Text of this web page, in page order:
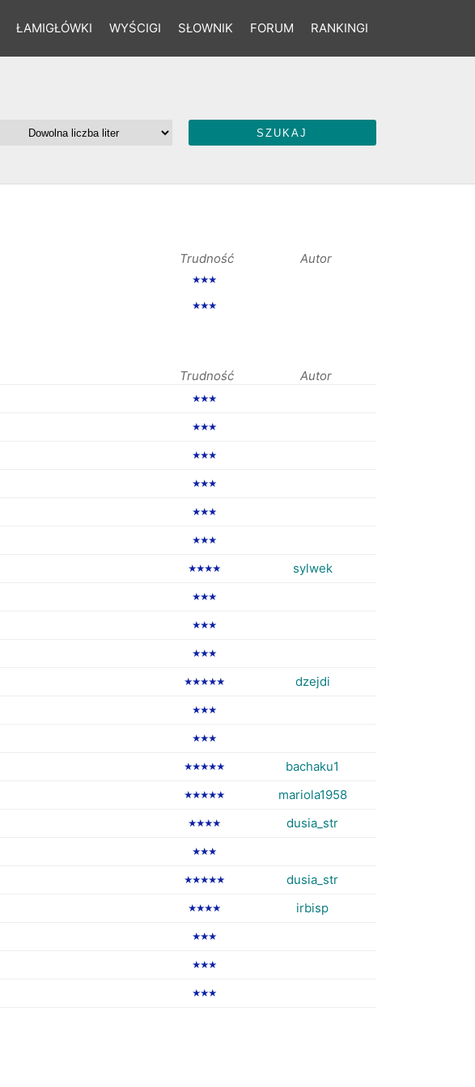
ŁAMIGŁÓWKI WYŚCIGI SŁOWNIK FORUM RANKINGI
Trudność Autor
★★★
★★★
Trudność Autor
★★★
★★★
★★★
★★★
★★★
★★★
★★★★ sylwek
★★★
★★★
★★★
★★★★★ dzejdi
★★★
★★★
★★★★★ bachaku1
★★★★★ mariola1958
★★★★ dusia_str
★★★
★★★★★ dusia_str
★★★★ irbisp
★★★
★★★
★★★